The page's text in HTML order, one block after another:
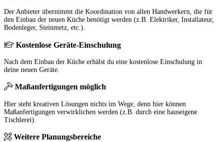
Der Anbieter übernimmt die Koordination von allen Handwerkern, die für
den Einbau der neuen Küche benötigt werden (z.B. Elektriker, Installateur,
Bodenleger, Steinmetz, etc.).
Kostenlose Geräte-Einschulung
Nach dem Einbau der Küche erhälst du eine kostenlose Einschulung in
deine neuen Geräte.
Maßanfertigungen möglich
Hier steht kreativen Lösungen nichts im Wege, denn hier können
Maßanfertigungen verwirklichen werden (z.B. durch eine hauseigene
Tischlerei).
Weitere Planungsbereiche